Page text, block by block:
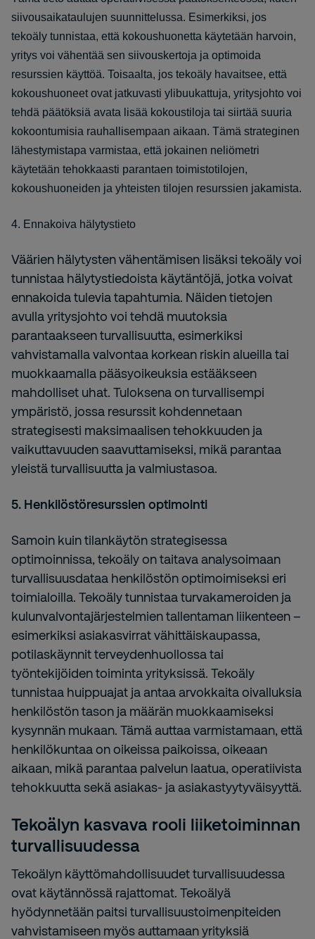
siivousaikataulujen suunnittelussa. Esimerkiksi, jos
tekoäly tunnistaa, että kokoushuonetta käytetään harvoin,
yritys voi vähentää sen siivouskertoja ja optimoida
resurssien käyttöä. Toisaalta, jos tekoäly havaitsee, että
kokoushuoneet ovat jatkuvasti ylibuukattuja, yritysjohto voi
tehdä päätöksiä avata lisää kokoustiloja tai siirtää suuria
kokoontumisia rauhallisempaan aikaan. Tämä strateginen
lähestymistapa varmistaa, että jokainen neliömetri
käytetään tehokkaasti parantaen toimistotilojen,
kokoushuoneiden ja yhteisten tilojen resurssien jakamista.
4. Ennakoiva hälytystieto
Väärien hälytysten vähentämisen lisäksi tekoäly voi
tunnistaa hälytystiedoista käytäntöjä, jotka voivat
ennakoida tulevia tapahtumia. Näiden tietojen
avulla yritysjohto voi tehdä muutoksia
parantaakseen turvallisuutta, esimerkiksi
vahvistamalla valvontaa korkean riskin alueilla tai
muokkaamalla pääsyoikeuksia estääkseen
mahdolliset uhat. Tuloksena on turvallisempi
ympäristö, jossa resurssit kohdennetaan
strategisesti maksimaalisen tehokkuuden ja
vaikuttavuuden saavuttamiseksi, mikä parantaa
yleistä turvallisuutta ja valmiustasoa.
5. Henkilöstöresurssien optimointi
Samoin kuin tilankäytön strategisessa
optimoinnissa, tekoäly on taitava analysoimaan
turvallisuusdataa henkilöstön optimoimiseksi eri
toimialoilla. Tekoäly tunnistaa turvakameroiden ja
kulunvalvontajärjestelmien tallentaman liikenteen –
esimerkiksi asiakasvirrat vähittäiskaupassa,
potilaskäynnit terveydenhuollossa tai
työntekijöiden toiminta yrityksissä. Tekoäly
tunnistaa huippuajat ja antaa arvokkaita oivalluksia
henkilöstön tason ja määrän muokkaamiseksi
kysynnän mukaan. Tämä auttaa varmistamaan, että
henkilökuntaa on oikeissa paikoissa, oikeaan
aikaan, mikä parantaa palvelun laatua, operatiivista
tehokkuutta sekä asiakas- ja asiakastyytyväisyyttä.
Tekoälyn kasvava rooli liiketoiminnan
turvallisuudessa
Tekoälyn käyttömahdollisuudet turvallisuudessa
ovat käytännössä rajattomat. Tekoälyä
hyödynnetään paitsi turvallisuustoimenpiteiden
vahvistamiseen myös auttamaan yrityksiä